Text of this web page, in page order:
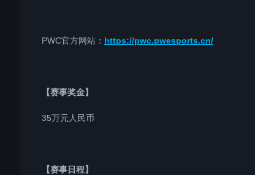
PWC官方网站： https://pwc.pwesports.cn/
【赛事奖金】
35万元人民币
【赛事日程】